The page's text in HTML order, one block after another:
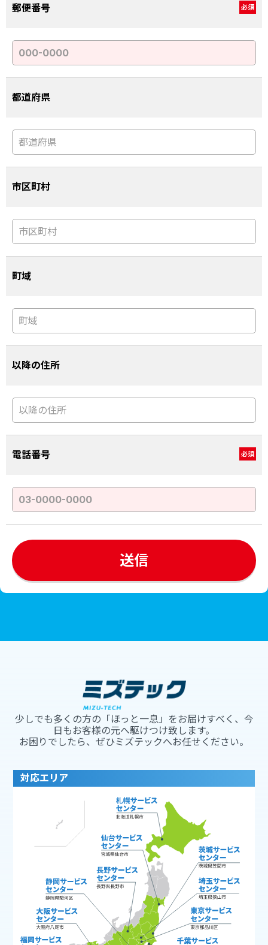
郵便番号 必須
都道府県
市区町村
町域
以降の住所
電話番号 必須
少しでも多くの方の「ほっと一息」をお届けすべく、今
日もお客様の元へ駆けつけ致します。
お困りでしたら、ぜひミズテックへお任せください。
対応エリア